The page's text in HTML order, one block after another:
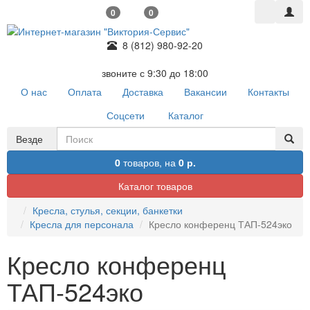
0 0
8 (812) 980-92-20
звоните с 9:30 до 18:00
О нас
Оплата Доставка Вакансии
Контакты
Соцсети
Каталог
Везде
0товаров, на 0 р.
Каталог товаров
Кресла, стулья, секции, банкетки
Кресла для персонала
Кресло конференц ТАП-524эко
Кресло конференц
ТАП-524эко